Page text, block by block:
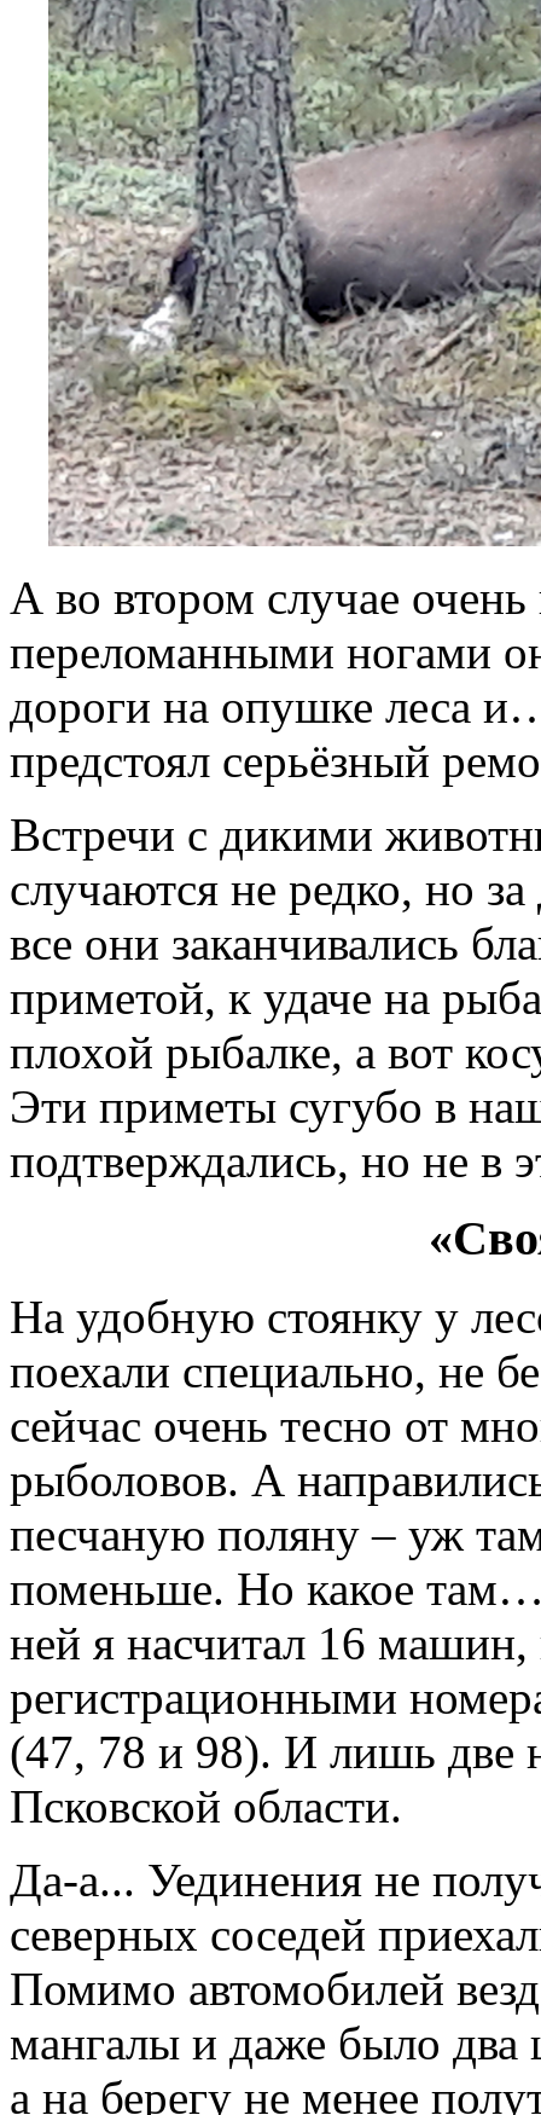
А во втором случае очень
переломанными ногами
дороги на опушке леса
предстоял серьёзный
Встречи с дикими
случаются не редко, но
все они заканчивались
приметой, к удаче на
плохой рыбалке, а вот
Эти приметы сугубо в
подтверждались, но не в
На удобную стоянку у
поехали специально, не
сейчас очень тесно от
рыболовов. А
песчаную поляну – уж
поменьше. Но какое
ней я насчитал 16 машин,
регистрационными
(47, 78 и 98). И лишь
Псковской области.
Да-а... Уединения не
северных соседей
Помимо автомобилей
мангалы и даже было два
а на берегу не менее